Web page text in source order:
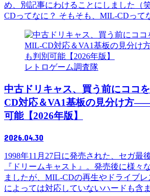
め、別記事にわけることにしました（
CDってなに？ そもそも、MIL-CDっ
レトロゲーム調査隊
中古ドリキャス、買う前にコ
CD対応＆VA1基板の見分け方
可能【2026年版】
2026.04.30
1998年11月27日に発売された、セガ最
『ドリームキャスト』。発売後に様々
ましたが、MIL-CDの再生やドライブ
によっては対応していないハードも含